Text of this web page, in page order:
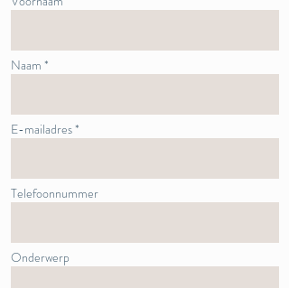
Naam *
E-mailadres *
Telefoonnummer
Onderwerp